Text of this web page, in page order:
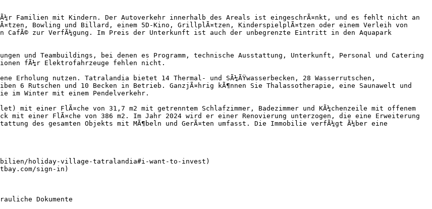
Familien mit Kindern. Der Autoverkehr innerhalb des Areals ist eingeschrÃ¤nkt, und es fehlt nicht an
Bowling und Billard, einem 5D-Kino, GrillplÃ¤tzen, KinderspielplÃ¤tzen oder einem Verleih von
CafÃ© zur VerfÃ¼gung. Im Preis der Unterkunft ist auch der unbegrenzte Eintritt in den Aquapark
und Teambuildings, bei denen es Programm, technische Ausstattung, Unterkunft, Personal und Catering
fÃ¼r Elektrofahrzeuge fehlen nicht.
Erholung nutzen. Tatralandia bietet 14 Thermal- und SÃ¼ÃŸwasserbecken, 28 Wasserrutschen,
6 Rutschen und 10 Becken in Betrieb. GanzjÃ¤hrig kÃ¶nnen Sie Thalassotherapie, eine Saunawelt und
im Winter mit einem Pendelverkehr.
mit einer FlÃ¤che von 31,7 m2 mit getrenntem Schlafzimmer, Badezimmer und KÃ¼chenzeile mit offenem
mit einer FlÃ¤che von 386 m2. Im Jahr 2024 wird er einer Renovierung unterzogen, die eine Erweiterung
des gesamten Objekts mit MÃ¶beln und GerÃ¤ten umfasst. Die Immobilie verfÃ¼gt Ã¼ber eine
holiday-village-tatralandia#i-want-to-invest)
sign-in)
Dokumente